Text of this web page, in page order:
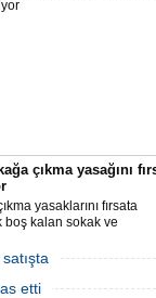
çıkma yasağını
yasaklarını fırsata
boş kalan sokak ve
İBB, bu hafta sonu,
yüksek sayıdaki
olacak.
etti